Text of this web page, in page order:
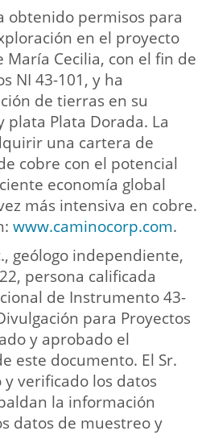
obtenido permisos para
en el proyecto
Cecilia, con el fin de
NI 43-101, y ha
de tierras en su
plata Plata Dorada. La
una cartera de
cobre con el potencial
economía global
más intensiva en cobre.
www.caminocorp.com.
geólogo independiente,
persona calificada
de Instrumento 43-
para Proyectos
y aprobado el
este documento. El Sr.
y verificado los datos
la información
datos de muestreo y